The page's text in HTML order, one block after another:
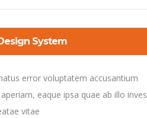
System
error voluptatem accusantium
eaque ipsa quae ab illo inves
vitae